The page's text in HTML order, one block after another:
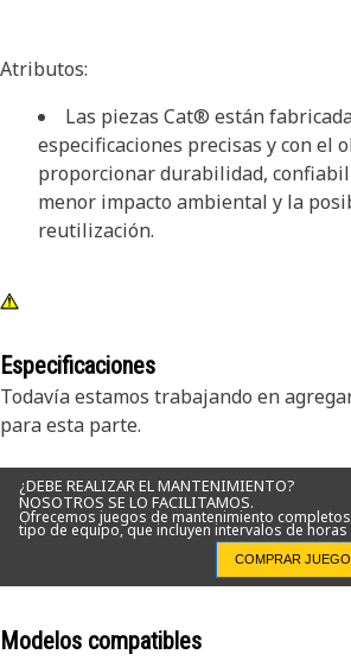
Atributos:
Las piezas Cat® están
especificaciones precisas y con el
proporcionar durabilidad,
menor impacto ambiental y la
reutilización.
Especificaciones
Todavía estamos trabajando en
para esta parte.
¿DEBE REALIZAR EL MANTENIMIENTO?
NOSOTROS SE LO FACILITAMOS.
Ofrecemos juegos de mantenimiento
tipo de equipo, que incluyen intervalos de horas
COMPRAR
Modelos compatibles